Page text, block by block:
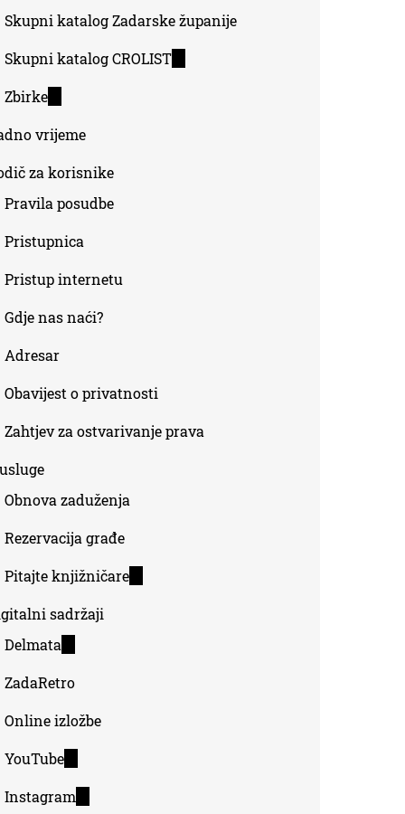
Skupni katalog Zadarske županije
Skupni katalog CROLIST(link
Zbirke(link
external)
vrijeme
za korisnike
Pravila posudbe
Pristupnica
Pristup internetu
Gdje nas naći?
Adresar
Obavijest o privatnosti
Zahtjev za ostvarivanje prava
Obnova zaduženja
Rezervacija građe
Pitajte knjižničare(link
sadržaji
Delmata
external)
ZadaRetro
Online izložbe
YouTube(link
external)
Instagram(link